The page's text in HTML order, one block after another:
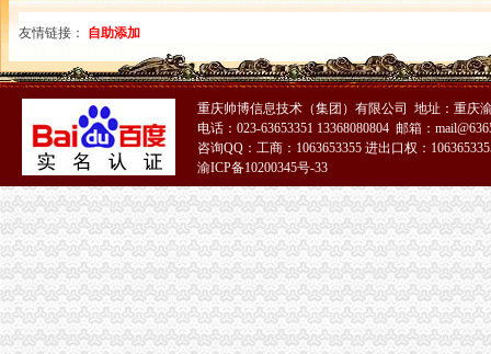
九龙坡局重庆一元注册公司深入推进流通领域产品质量和食品安全监管
渝北局一元注册公司流程全力支持做好三峡库区移民搬迁工作
沙坪坝局围绕“324”重庆0元注册公司工作思路加“六一”期间儿童食品市场监管
渝中局“1341”0元注册公司工作举措推进食品安全专项整工作
市局机关委布置开展“员带头解放思想、带头查找问题”0元注册公司专题组织生
市一元注册公司局在余震中圆满完成公务员招录面试工作
南川局免费注册公司五项措施开展无照经营专项整工作
重庆市重庆免费注册公司政领导干部开放型经济与工商管理高级研修班在总局
巴南局四项措施从严监管灾后市免费注册公司场秩序
永川局“六一”0元注册公司节前问灾区儿童
忠县局0元注册公司忠州所化服务为考生护航
万州局免费注册公司力推进干部职工大培训大转型工作
经开园局0元注册公司三举措把好儿童节消费安全关
渝中局一元注册公司大坪所率辖区企业赴灾区救灾
酉局李溪所“六一”一元注册公司维权与关爱并举
友情链接： 自助添加
重庆帅博信息技术（集团）有限公司 地址：重庆
电话：023-63653351 13368080804 邮箱：
咨询QQ：工商：1063653355 进出口权：
渝ICP备10200345号-33